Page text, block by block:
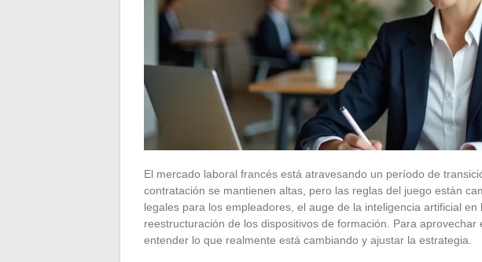
El mercado laboral francés está atravesando un período de
contratación se mantienen altas, pero las reglas del juego están
legales para los empleadores, el auge de la inteligencia artificial
reestructuración de los dispositivos de formación. Para aprovechar
entender lo que realmente está cambiando y ajustar la estrategia.